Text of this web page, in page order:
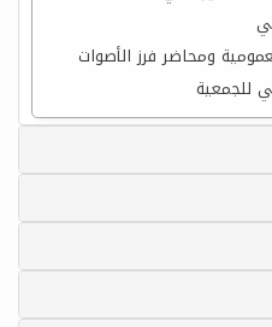
ومحاضر فرز الأصوات
للجمعية